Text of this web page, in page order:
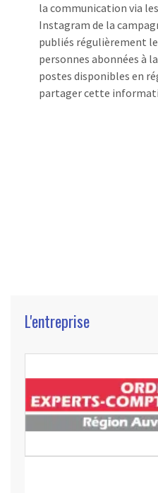
la communication via
Instagram de la
publiés régulièrement
personnes abonnées à
postes disponibles en
partager cette
L'entreprise